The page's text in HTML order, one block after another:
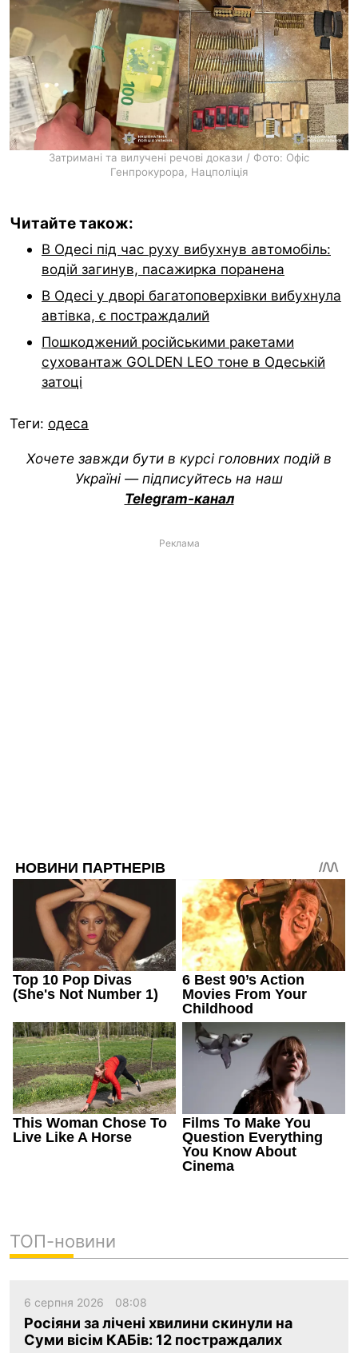
Затримані та вилучені речові докази / Фото: Офіс
Генпрокурора, Нацполіція
Читайте також:
В Одесі під час руху вибухнув автомобіль:
водій загинув, пасажирка поранена
В Одесі у дворі багатоповерхівки вибухнула
автівка, є постраждалий
Пошкоджений російськими ракетами
суховантаж GOLDEN LEO тоне в Одеській
затоці
Теги: одеса
Хочете завжди бути в курсі головних подій в
Україні — підписуйтесь на наш
Telegram-канал
Реклама
ТОП-новини
6 серпня 2026 08:08
Росіяни за лічені хвилини скинули на
Суми вісім КАБів: 12 постраждалих